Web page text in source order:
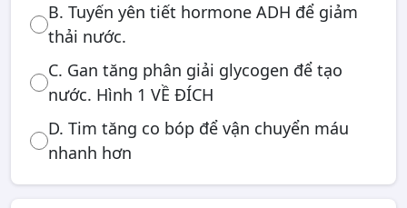
B. Tuyến yên tiết hormone ADH để giảm
thải nước.
C. Gan tăng phân giải glycogen để tạo
nước. Hình 1 VỀ ĐÍCH
D. Tim tăng co bóp để vận chuyển máu
nhanh hơn